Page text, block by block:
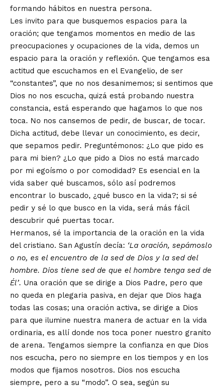
formando hábitos en nuestra persona.
Les invito para que busquemos espacios para la
oración; que tengamos momentos en medio de las
preocupaciones y ocupaciones de la vida, demos un
espacio para la oración y reflexión. Que tengamos esa
actitud que escuchamos en el Evangelio, de ser
“constantes”, que no nos desanimemos; si sentimos que
Dios no nos escucha, quizá está probando nuestra
constancia, está esperando que hagamos lo que nos
toca. No nos cansemos de pedir, de buscar, de tocar.
Dicha actitud, debe llevar un conocimiento, es decir,
que sepamos pedir. Preguntémonos: ¿Lo que pido es
para mi bien? ¿Lo que pido a Dios no está marcado
por mi egoísmo o por comodidad? Es esencial en la
vida saber qué buscamos, sólo así podremos
encontrar lo buscado, ¿qué busco en la vida?; si sé
pedir y sé lo que busco en la vida, será más fácil
descubrir qué puertas tocar.
Hermanos, sé la importancia de la oración en la vida
del cristiano. San Agustín decía: ‘La oración, sepámoslo
o no, es el encuentro de la sed de Dios y la sed del
hombre. Dios tiene sed de que el hombre tenga sed de
Él’. Una oración que se dirige a Dios Padre, pero que
no queda en plegaria pasiva, en dejar que Dios haga
todas las cosas; una oración activa, se dirige a Dios
para que ilumine nuestra manera de actuar en la vida
ordinaria, es allí donde nos toca poner nuestro granito
de arena. Tengamos siempre la confianza en que Dios
nos escucha, pero no siempre en los tiempos y en los
modos que fijamos nosotros. Dios nos escucha
siempre, pero a su “modo”. O sea, según su